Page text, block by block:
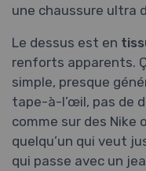
une chaussure ultra
Le dessus est en
renforts apparents.
simple, presque
tape-à-l’œil, pas de
comme sur des Nike
quelqu’un qui veut
qui passe avec un